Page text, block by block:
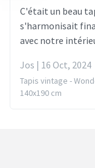
C'était un beau
s'harmonisait
avec notre
Jos | 16 Oct, 2024
Tapis vintage -
140x190 cm